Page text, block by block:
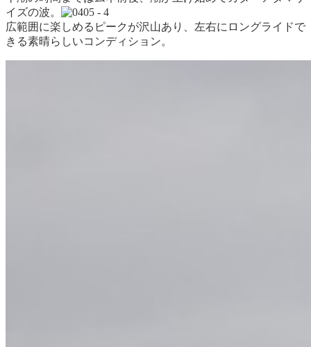
イズの波。
広範囲に楽しめるピークが沢山あり、左右にロングライドで
きる素晴らしいコンディション。